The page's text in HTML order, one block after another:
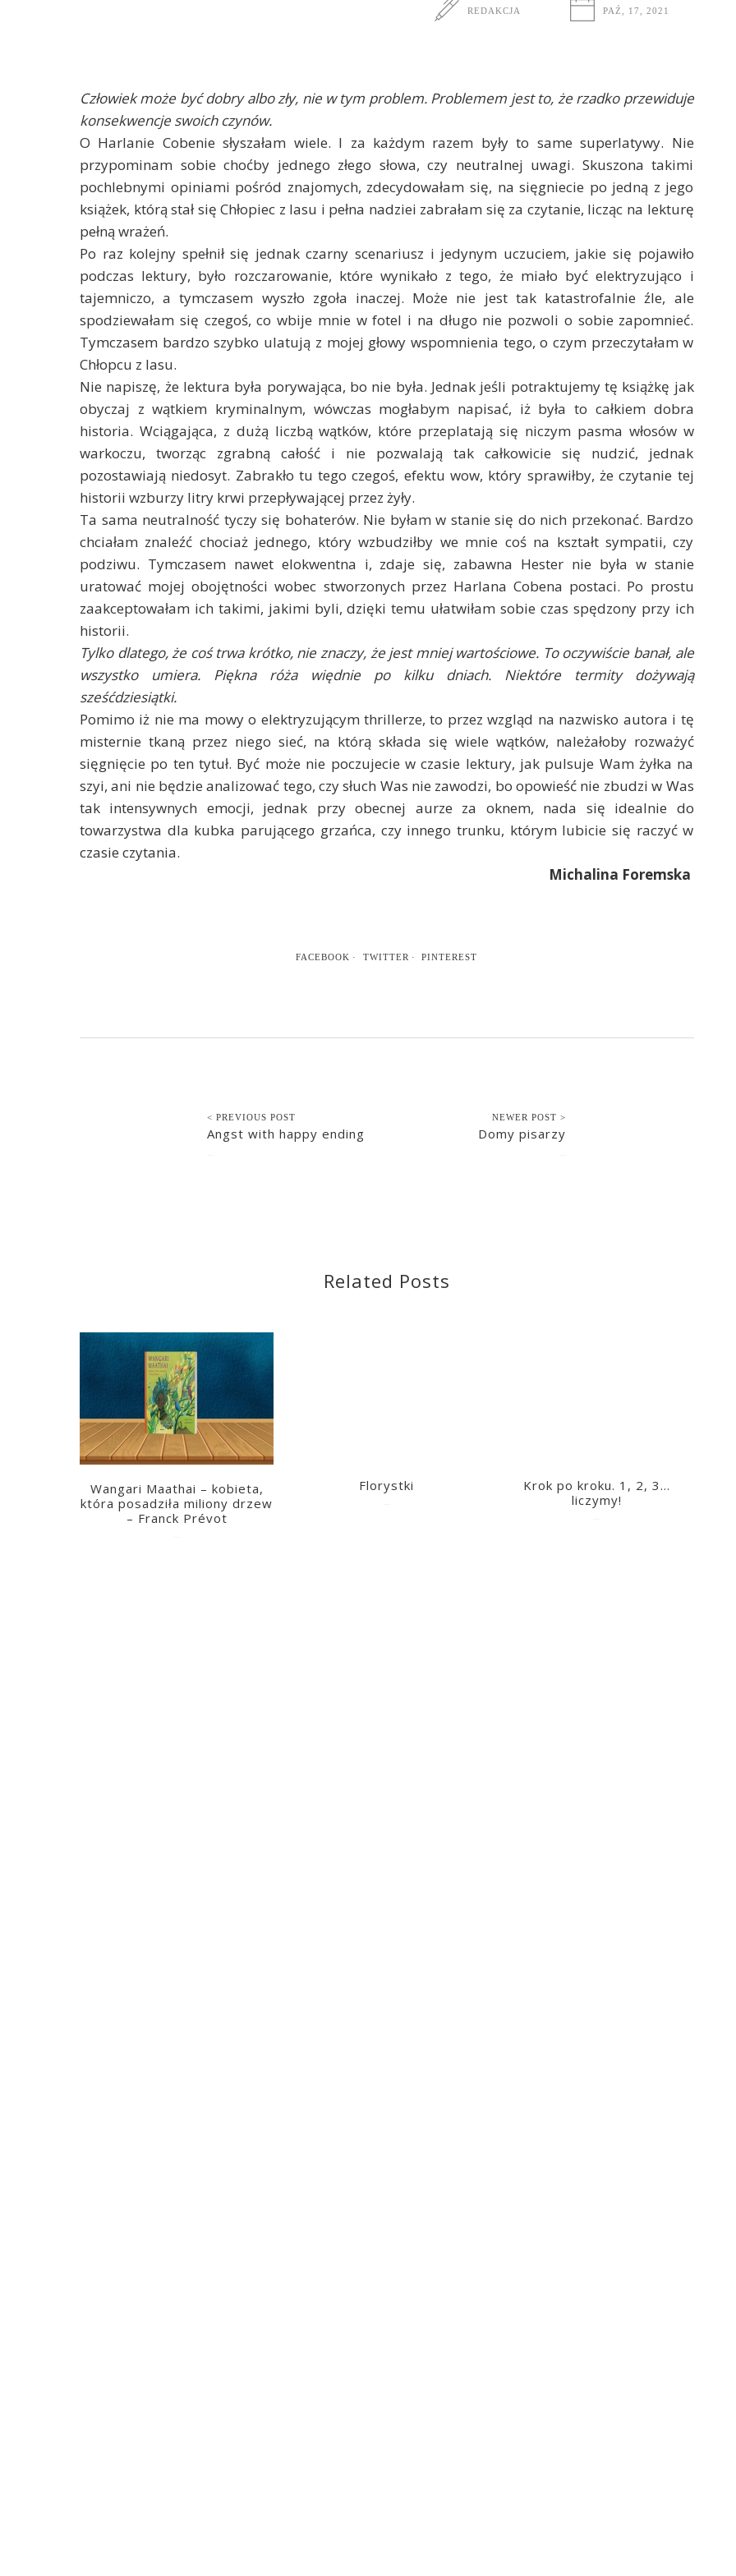
REDAKCJA PAŹ, 17, 2021
Człowiek może być dobry albo zły, nie w tym problem. Problemem jest to, że rzadko przewiduje
konsekwencje swoich czynów.
O Harlanie Cobenie słyszałam wiele. I za każdym razem były to same superlatywy. Nie
przypominam sobie choćby jednego złego słowa, czy neutralnej uwagi. Skuszona takimi
pochlebnymi opiniami pośród znajomych, zdecydowałam się, na sięgniecie po jedną z jego
książek, którą stał się Chłopiec z lasu i pełna nadziei zabrałam się za czytanie, licząc na lekturę
pełną wrażeń.
Po raz kolejny spełnił się jednak czarny scenariusz i jedynym uczuciem, jakie się pojawiło
podczas lektury, było rozczarowanie, które wynikało z tego, że miało być elektryzująco i
tajemniczo, a tymczasem wyszło zgoła inaczej. Może nie jest tak katastrofalnie źle, ale
spodziewałam się czegoś, co wbije mnie w fotel i na długo nie pozwoli o sobie zapomnieć.
Tymczasem bardzo szybko ulatują z mojej głowy wspomnienia tego, o czym przeczytałam w
Chłopcu z lasu.
Nie napiszę, że lektura była porywająca, bo nie była. Jednak jeśli potraktujemy tę książkę jak
obyczaj z wątkiem kryminalnym, wówczas mogłabym napisać, iż była to całkiem dobra
historia. Wciągająca, z dużą liczbą wątków, które przeplatają się niczym pasma włosów w
warkoczu, tworząc zgrabną całość i nie pozwalają tak całkowicie się nudzić, jednak
pozostawiają niedosyt. Zabrakło tu tego czegoś, efektu wow, który sprawiłby, że czytanie tej
historii wzburzy litry krwi przepływającej przez żyły.
Ta sama neutralność tyczy się bohaterów. Nie byłam w stanie się do nich przekonać. Bardzo
chciałam znaleźć chociaż jednego, który wzbudziłby we mnie coś na kształt sympatii, czy
podziwu. Tymczasem nawet elokwentna i, zdaje się, zabawna Hester nie była w stanie
uratować mojej obojętności wobec stworzonych przez Harlana Cobena postaci. Po prostu
zaakceptowałam ich takimi, jakimi byli, dzięki temu ułatwiłam sobie czas spędzony przy ich
historii.
Tylko dlatego, że coś trwa krótko, nie znaczy, że jest mniej wartościowe. To oczywiście banał, ale
wszystko umiera. Piękna róża więdnie po kilku dniach. Niektóre termity dożywają
sześćdziesiątki.
Pomimo iż nie ma mowy o elektryzującym thrillerze, to przez wzgląd na nazwisko autora i tę
misternie tkaną przez niego sieć, na którą składa się wiele wątków, należałoby rozważyć
sięgnięcie po ten tytuł. Być może nie poczujecie w czasie lektury, jak pulsuje Wam żyłka na
szyi, ani nie będzie analizować tego, czy słuch Was nie zawodzi, bo opowieść nie zbudzi w Was
tak intensywnych emocji, jednak przy obecnej aurze za oknem, nada się idealnie do
towarzystwa dla kubka parującego grzańca, czy innego trunku, którym lubicie się raczyć w
czasie czytania.
Michalina Foremska
FACEBOOK TWITTER PINTEREST
< PREVIOUS POST
Angst with happy ending
NEWER POST >
Domy pisarzy
Related Posts
Wangari Maathai – kobieta,
która posadziła miliony drzew
– Franck Prévot
Florystki
Krok po kroku. 1, 2, 3…
liczymy!